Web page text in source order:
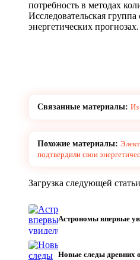
потребность в методах
Исследовательская
энергетических
Связанные материалы: Из
Похожие материалы:
подтвердили свои
Загрузка следующей
Астрономы впервые
Новые следы древних